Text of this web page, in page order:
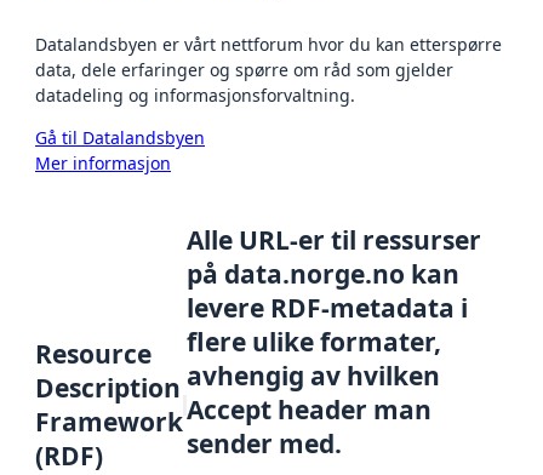
Datalandsbyen er vårt nettforum hvor du kan etterspørre
data, dele erfaringer og spørre om råd som gjelder
datadeling og informasjonsforvaltning.
Gå til Datalandsbyen
Mer informasjon
Resource
Description
Framework
(RDF)
Alle URL-er til ressurser
på data.norge.no kan
levere RDF-metadata i
flere ulike formater,
avhengig av hvilken
Accept header man
sender med.